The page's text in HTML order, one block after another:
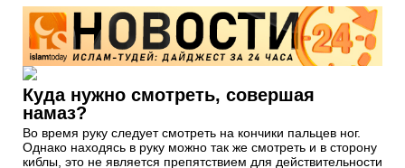
Куда нужно смотреть, совершая
намаз?
Во время руку следует смотреть на кончики пальцев ног.
Однако находясь в руку можно так же смотреть и в сторону
киблы, это не является препятствием для действительности